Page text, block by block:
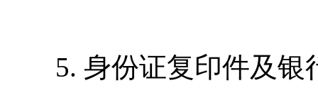
5. 身份证复印件及银